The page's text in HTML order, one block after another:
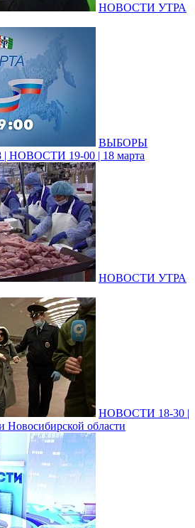
НОВОСТИ УТРА
ВЫБОРЫ
НОВОСТИ 19-00 | 18 марта
НОВОСТИ УТРА
НОВОСТИ 18-30 |
Новосибирской области